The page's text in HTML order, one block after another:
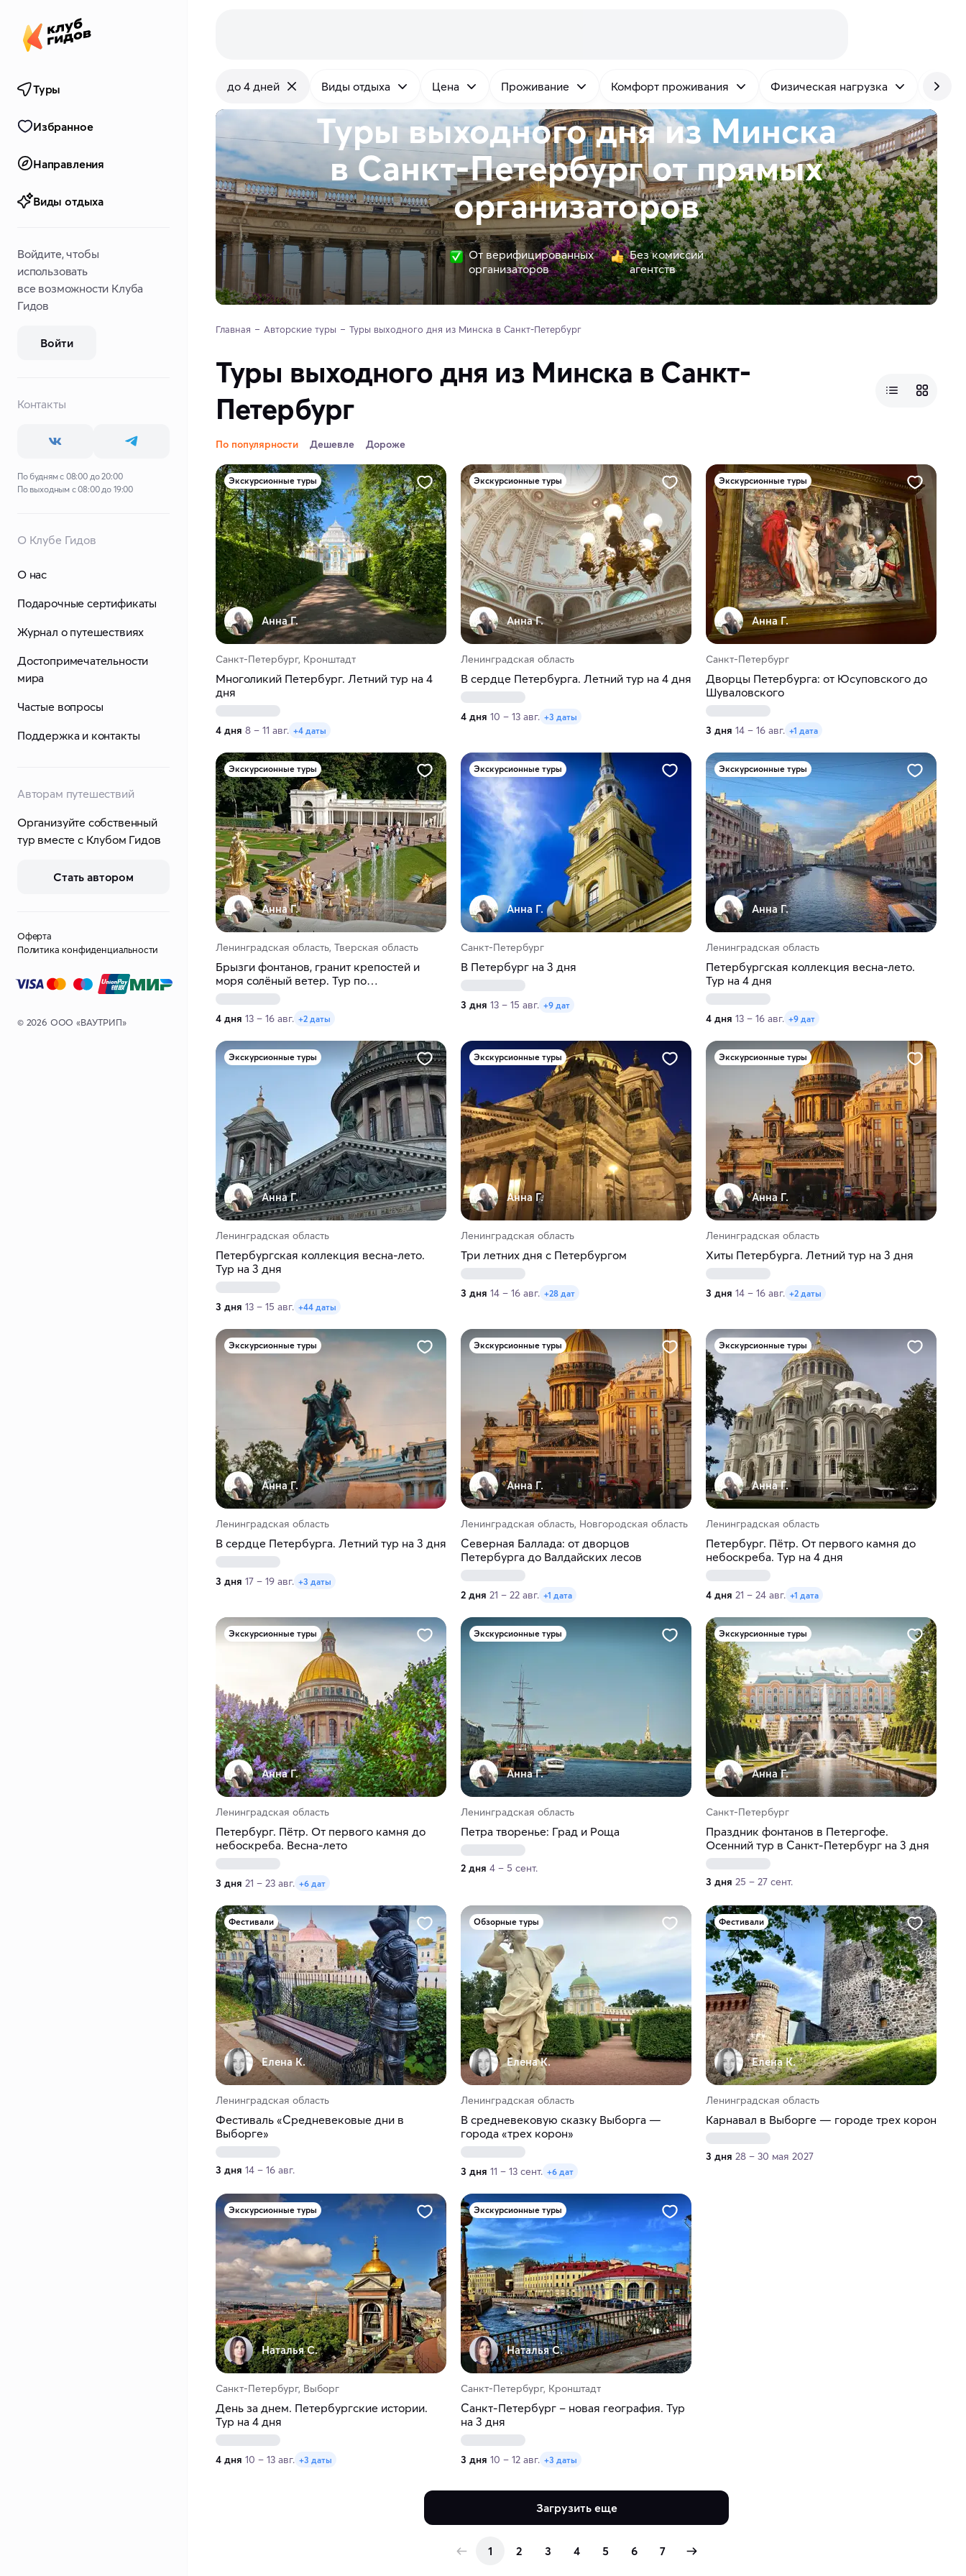
Туры
Избранное
Направления
Виды отдыха
Войдите, чтобы
использовать
все возможности Клуба
Гидов
Войти
Контакты
По будням с 08:00 до 20:00
По выходным с 08:00 до 19:00
О Клубе Гидов
О нас
Подарочные сертификаты
Журнал о путешествиях
Достопримечательности
мира
Частые вопросы
Поддержка и контакты
Авторам путешествий
Организуйте собственный
тур вместе с Клубом Гидов
Стать автором
Оферта
Политика конфиденциальности
© 2026 ООО «ВАУТРИП»
до 4 дней Виды отдыха Цена Проживание Комфорт проживания Физическая нагрузка Язык
Туры выходного дня из Минска
в Санкт-Петербург отпрямых
организаторов
От верифицированных
организаторов
Без комиссий
агентств
Главная Авторские туры Туры выходного дня из Минска в Санкт-Петербург
Туры выходного дня из Минска в Санкт-
Петербург
По популярности Дешевле Дороже
Экскурсионные туры
Анна Г.
Санкт-Петербург, Кронштадт
Многоликий Петербург. Летний тур на 4
дня
4 дня 8 – 11 авг. +4 даты
Экскурсионные туры
Анна Г.
Ленинградская область
В сердце Петербурга. Летний тур на 4 дня
4 дня 10 – 13 авг. +3 даты
Экскурсионные туры
Анна Г.
Санкт-Петербург
Дворцы Петербурга: от Юсуповского до
Шуваловского
3 дня 14 – 16 авг. +1 дата
Экскурсионные туры
Анна Г.
Ленинградская область, Тверская область
Брызги фонтанов, гранит крепостей и
моря солёный ветер. Тур по
Ленинградской и Тверской областям
4 дня 13 – 16 авг. +2 даты
Экскурсионные туры
Анна Г.
Санкт-Петербург
В Петербург на 3 дня
3 дня 13 – 15 авг. +9 дат
Экскурсионные туры
Анна Г.
Ленинградская область
Петербургская коллекция весна-лето.
Тур на 4 дня
4 дня 13 – 16 авг. +9 дат
Экскурсионные туры
Анна Г.
Ленинградская область
Петербургская коллекция весна-лето.
Тур на 3 дня
3 дня 13 – 15 авг. +44 даты
Экскурсионные туры
Анна Г.
Ленинградская область
Три летних дня с Петербургом
3 дня 14 – 16 авг. +28 дат
Экскурсионные туры
Анна Г.
Ленинградская область
Хиты Петербурга. Летний тур на 3 дня
3 дня 14 – 16 авг. +2 даты
Экскурсионные туры
Анна Г.
Ленинградская область
В сердце Петербурга. Летний тур на 3 дня
3 дня 17 – 19 авг. +3 даты
Экскурсионные туры
Анна Г.
Ленинградская область, Новгородская область
Северная Баллада: от дворцов
Петербурга до Валдайских лесов
2 дня 21 – 22 авг. +1 дата
Экскурсионные туры
Анна Г.
Ленинградская область
Петербург. Пётр. От первого камня до
небоскреба. Тур на 4 дня
4 дня 21 – 24 авг. +1 дата
Экскурсионные туры
Анна Г.
Ленинградская область
Петербург. Пётр. От первого камня до
небоскреба. Весна-лето
3 дня 21 – 23 авг. +6 дат
Экскурсионные туры
Анна Г.
Ленинградская область
Петра творенье: Град и Роща
2 дня 4 – 5 сент.
Экскурсионные туры
Анна Г.
Санкт-Петербург
Праздник фонтанов в Петергофе.
Осенний тур в Санкт-Петербург на 3 дня
3 дня 25 – 27 сент.
Фестивали
Елена К.
Ленинградская область
Фестиваль «Средневековые дни в
Выборге»
3 дня 14 – 16 авг.
Обзорные туры
Елена К.
Ленинградская область
В средневековую сказку Выборга —
города «трех корон»
3 дня 11 – 13 сент. +6 дат
Фестивали
Елена К.
Ленинградская область
Карнавал в Выборге — городе трех корон
3 дня 28 – 30 мая 2027
Экскурсионные туры
Наталья С.
Санкт-Петербург, Выборг
День за днем. Петербургские истории.
Тур на 4 дня
4 дня 10 – 13 авг. +3 даты
Экскурсионные туры
Наталья С.
Санкт-Петербург, Кронштадт
Санкт-Петербург – новая география. Тур
на 3 дня
3 дня 10 – 12 авг. +3 даты
Загрузить еще
1 2 3 4 5 6 7